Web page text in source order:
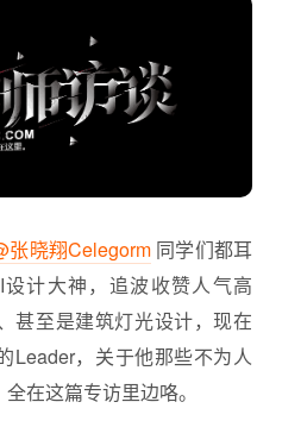
张晓翔Celegorm 同学们都耳
计大神，追波收赞人气高
甚至是建筑灯光设计，现在
Leader，关于他那些不为人
在这篇专访里边咯。